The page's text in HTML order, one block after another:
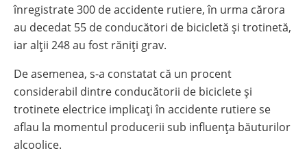
înregistrate 300 de accidente rutiere, în urma cărora
au decedat 55 de conducători de bicicletă și trotinetă,
iar alții 248 au fost răniți grav.
De asemenea, s-a constatat că un procent
considerabil dintre conducătorii de biciclete și
trotinete electrice implicați în accidente rutiere se
aflau la momentul producerii sub influența băuturilor
alcoolice.